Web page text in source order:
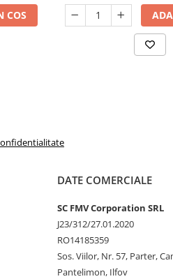
COS
DATE COMERCIALE
SC FMV Corporation SRL
J23/312/27.01.2020
RO14185359
Sos. Viilor, Nr. 57, Parter,
Pantelimon, Ilfov